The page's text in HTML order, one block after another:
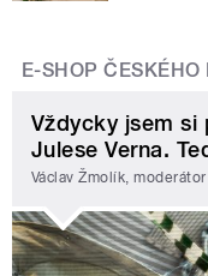
E-SHOP ČESKÉHO
Vždycky jsem si
Julese Verna.
Václav Žmolík, moderátor